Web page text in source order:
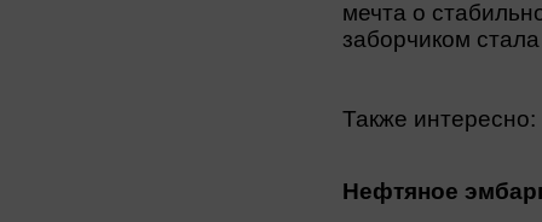
мечта о
заборчиком
Также интересно:
Нефтяное